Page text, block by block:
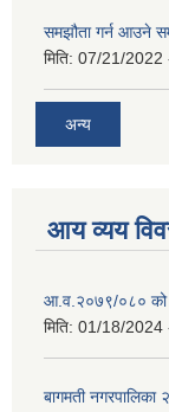
समझौता गर्न आउने
मिति: 07/21/2022
अन्य
आय व्यय
आ.व.२०७९/०८० को
मिति: 01/18/2024
बागमती